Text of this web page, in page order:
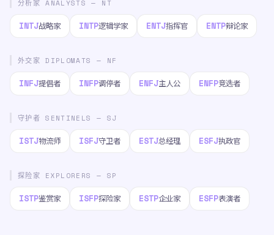
分析家 ANALYSTS — NT
INTJ战略家 INTP逻辑学家 ENTJ指挥官 ENTP辩论家
外交家 DIPLOMATS — NF
INFJ提倡者 INFP调停者 ENFJ主人公 ENFP竞选者
守护者 SENTINELS — SJ
ISTJ物流师 ISFJ守卫者 ESTJ总经理 ESFJ执政官
探险家 EXPLORERS — SP
ISTP鉴赏家 ISFP探险家 ESTP企业家 ESFP表演者